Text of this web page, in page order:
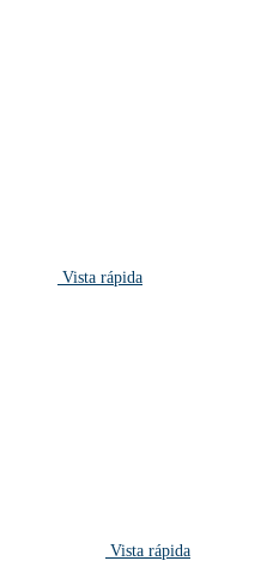
Vista rápida
Vista rápida